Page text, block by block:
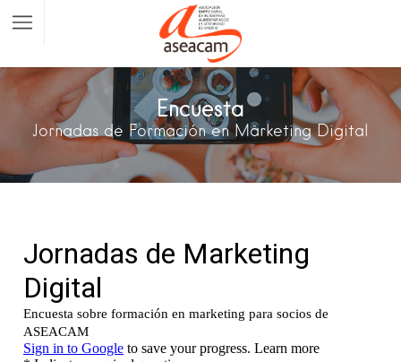
Encuesta
Jornadas de Formación en Marketing Digital